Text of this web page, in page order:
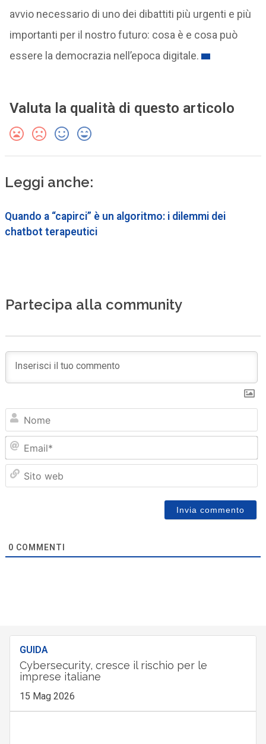
avvio necessario di uno dei dibattiti più urgenti e più
importanti per il nostro futuro: cosa è e cosa può
essere la democrazia nell’epoca digitale.
Valuta la qualità di questo articolo
Leggi anche:
Quando a “capirci” è un algoritmo: i dilemmi dei
chatbot terapeutici
Partecipa alla community
0 COMMENTI
GUIDA
Cybersecurity, cresce il rischio per le
imprese italiane
15 Mag 2026